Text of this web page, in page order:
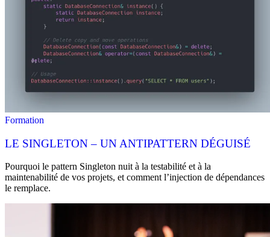
Formation
LE SINGLETON – UN ANTIPATTERN DÉGUISÉ
Pourquoi le pattern Singleton nuit à la testabilité et à la
maintenabilité de vos projets, et comment l’injection de dépendances
le remplace.